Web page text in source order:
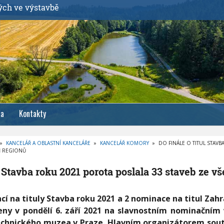
ve výstavbě
Kontakty
» KANCELÁŘ A OBLASTNÍ KANCELÁŘE » KANCELÁŘ KOMORY »
DO FINÁLE O TITUL
REGIONŮ
roku 2021 porota poslala 33 staveb ze
na tituly Stavba roku 2021 a 2 nominace na titul
v pondělí 6. září 2021 na slavnostním nominačním